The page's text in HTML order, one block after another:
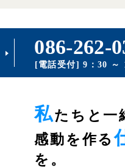
086-262-
[電話受付] 9：30 ～
私たちと一
感動を作る
を。